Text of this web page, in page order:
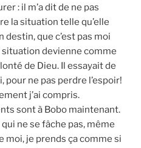
: il m’a dit de ne pas
la situa­tion telle qu’elle
des­tin, que c’est pas moi
situa­tion devienne comme
de Dieu. Il essayait de
pour ne pas perdre l’espoir!
j’ai com­pris.
sont à Bobo main­te­nant.
qui ne se fâche pas, même
moi, je prends ça comme si